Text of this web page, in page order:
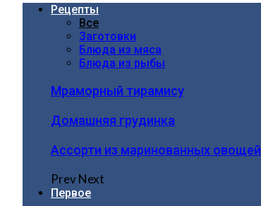
Рецепты
Все
Заготовки
Блюда из мяса
Блюда из рыбы
Мраморный тирамису
Домашняя грудинка
Ассорти из маринованных овощей
PrevNext
Первое